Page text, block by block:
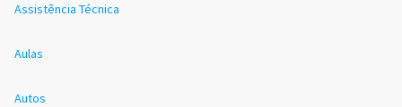
Assistência Técnica
Aulas
Autos